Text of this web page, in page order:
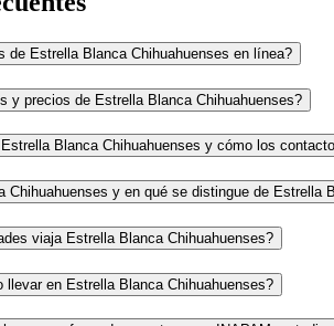
de Estrella Blanca Chihuahuenses en línea?
y precios de Estrella Blanca Chihuahuenses?
Blanca Chihuahuenses y cómo los
Chihuahuenses y en qué se distingue de Estrella
viaja Estrella Blanca Chihuahuenses?
llevar en Estrella Blanca Chihuahuenses?